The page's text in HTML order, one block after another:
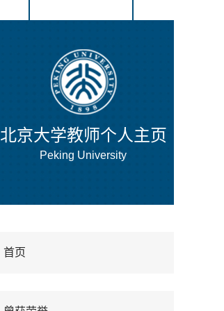
北京大学教师个人主页
Peking University
首页